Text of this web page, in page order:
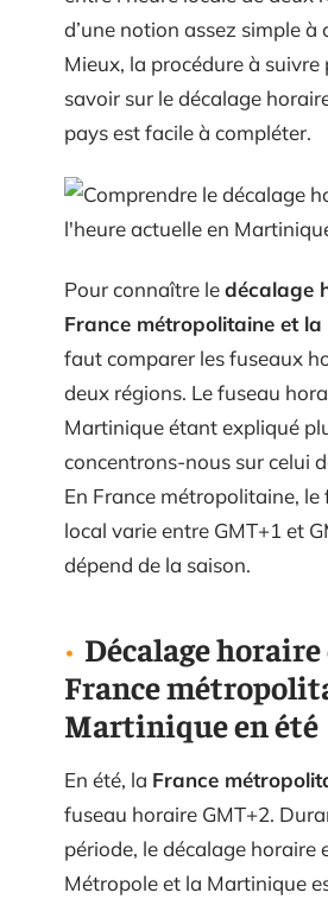
d’une notion assez simple à
Mieux, la procédure à
savoir sur le décalage
pays est facile à compléter.
Pour connaître ledécalage
France métropolitaine et
faut comparer les fuseaux
deux régions. Le fuseau
Martinique étant expliqué
concentrons-nous sur celui
En France métropolitaine,
local varie entre GMT+1 et
dépend de la saison.
Décalage
France
Martinique en été
En été, la France
fuseau horaire GMT+2.
période, le décalage horaire
Métropole et la Martinique